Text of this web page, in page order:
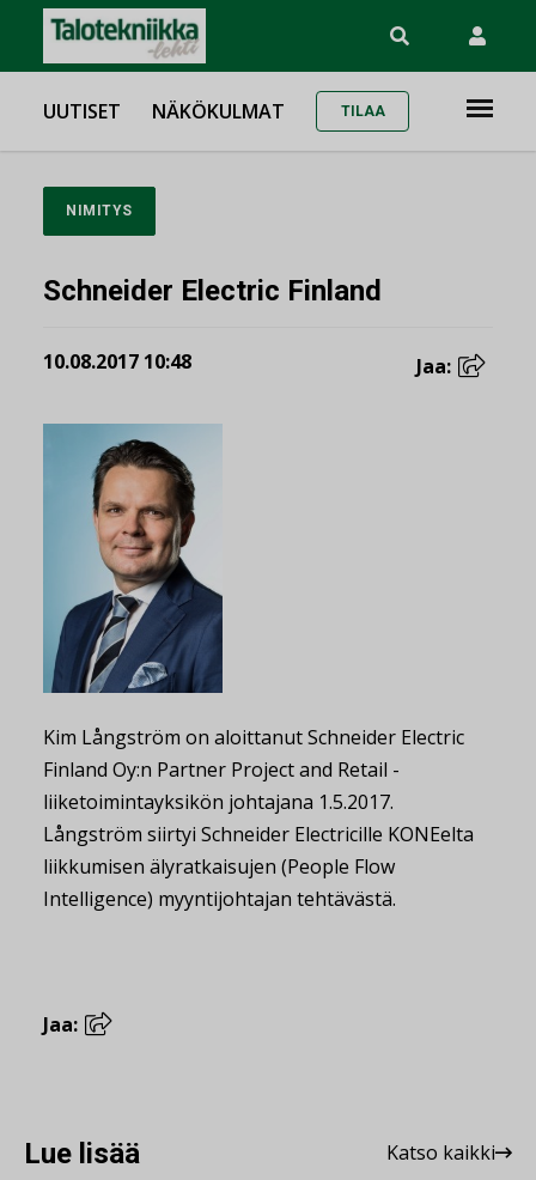
UUTISET NÄKÖKULMAT TILAA
NIMITYS
Schneider Electric Finland
10.08.2017 10:48 Jaa:
Kim Långström on aloittanut Schneider Electric
Finland Oy:n Partner Project and Retail -
liiketoimintayksikön johtajana 1.5.2017.
Långström siirtyi Schneider Electricille KONEelta
liikkumisen älyratkaisujen (People Flow
Intelligence) myyntijohtajan tehtävästä.
Jaa:
Lue lisää Katso kaikki